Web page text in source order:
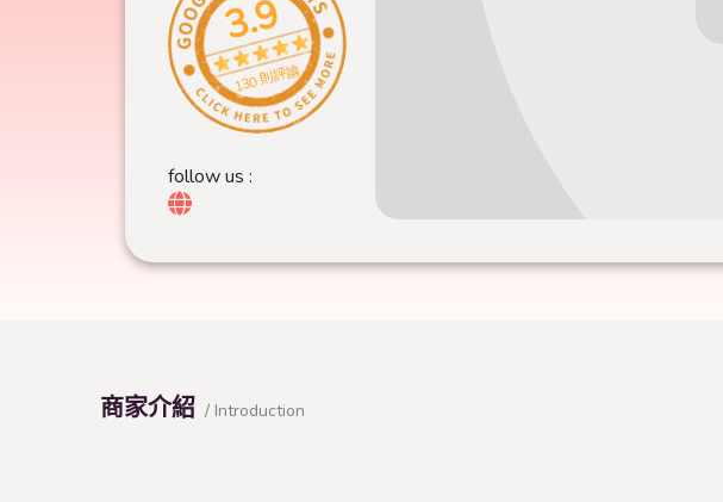
3.9
130 則評論
follow us :
商家介紹 / Introduction